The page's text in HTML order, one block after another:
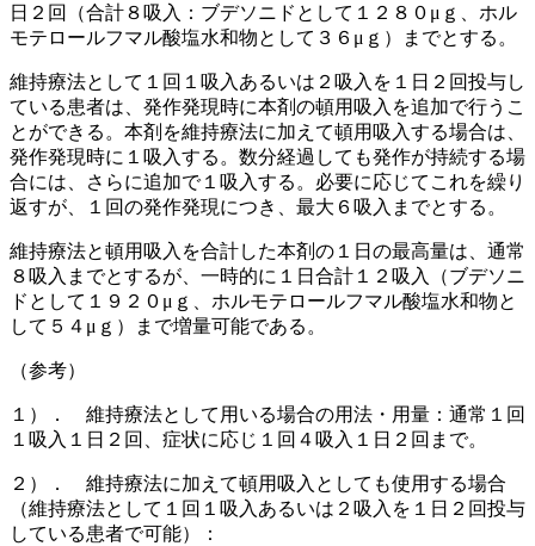
日２回（合計８吸入：ブデソニドとして１２８０μｇ、ホル
モテロールフマル酸塩水和物として３６μｇ）までとする。
維持療法として１回１吸入あるいは２吸入を１日２回投与し
ている患者は、発作発現時に本剤の頓用吸入を追加で行うこ
とができる。本剤を維持療法に加えて頓用吸入する場合は、
発作発現時に１吸入する。数分経過しても発作が持続する場
合には、さらに追加で１吸入する。必要に応じてこれを繰り
返すが、１回の発作発現につき、最大６吸入までとする。
維持療法と頓用吸入を合計した本剤の１日の最高量は、通常
８吸入までとするが、一時的に１日合計１２吸入（ブデソニ
ドとして１９２０μｇ、ホルモテロールフマル酸塩水和物と
して５４μｇ）まで増量可能である。
（参考）
１）． 維持療法として用いる場合の用法・用量：通常１回
１吸入１日２回、症状に応じ１回４吸入１日２回まで。
２）． 維持療法に加えて頓用吸入としても使用する場合
（維持療法として１回１吸入あるいは２吸入を１日２回投与
している患者で可能）：